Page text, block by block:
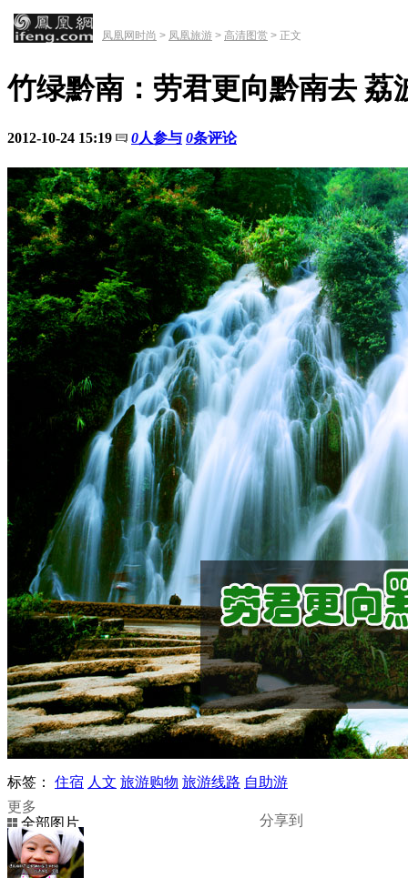
凤凰网时尚 > 凤凰旅游 > 高清图赏 > 正文
竹绿黔南：劳君更向黔南去 荔
2012-10-24 15:19 0人参与 0条评论
标签： 住宿 人文 旅游购物 旅游线路 自助游
更多
分享到
全部图片
查看原图